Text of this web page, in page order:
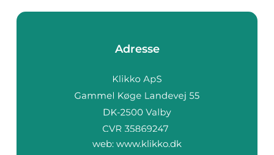
Adresse
web: www.klikko.dk